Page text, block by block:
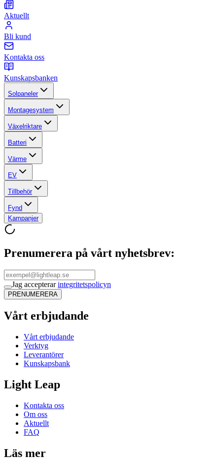
Aktuellt
Bli kund
Kontakta oss
Kunskapsbanken
Solpaneler
Montagesystem
Växelriktare
Batteri
Värme
EV
Tillbehör
Fynd
Kampanjer
Prenumerera på vårt nyhetsbrev:
Jag accepterarintegritetspolicyn
PRENUMERERA
Vårt erbjudande
Vårt erbjudande
Verktyg
Leverantörer
Kunskapsbank
Light Leap
Kontakta oss
Om oss
Aktuellt
FAQ
Läs mer